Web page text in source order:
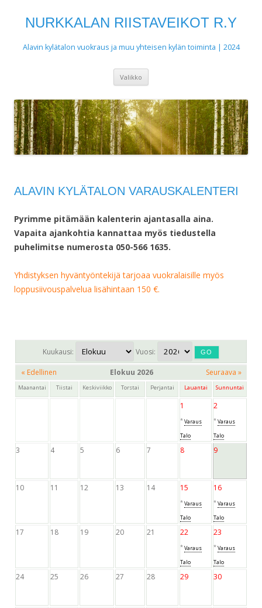
NURKKALAN RIISTAVEIKOT R.Y
Alavin kylätalon vuokraus ja muu yhteisen kylän toiminta | 2024
Valikko
ALAVIN KYLÄTALON VARAUSKALENTERI
Pyrimme pitämään kalenterin ajantasalla aina.
Vapaita ajankohtia kannattaa myös tiedustella
puhelimitse numerosta 050-566 1635.
Yhdistyksen hyväntyöntekijä tarjoaa vuokralaisille myös
loppusiivouspalvelua lisähintaan 150 €.
Kuukausi: Vuosi:
« Edellinen Elokuu 2026 Seuraava »
Maanantai Tiistai Keskiviikko Torstai Perjantai Lauantai Sunnuntai
1
*Varaus
Talo
2
*Varaus
Talo
3 4 5 6 7 8 9
10 11 12 13 14 15
*Varaus
Talo
16
*Varaus
Talo
17 18 19 20 21 22
*Varaus
Talo
23
*Varaus
Talo
24 25 26 27 28 29 30